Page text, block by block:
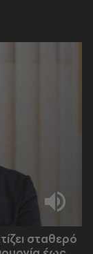
σταθερό